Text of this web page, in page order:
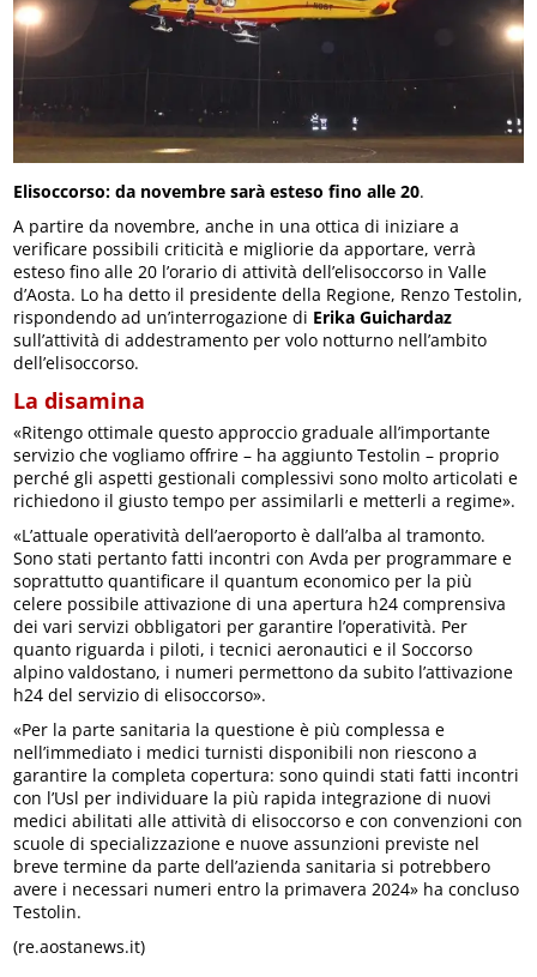
Elisoccorso: da novembre sarà esteso fino alle 20.
A partire da novembre, anche in una ottica di iniziare a
verificare possibili criticità e migliorie da apportare, verrà
esteso fino alle 20 l’orario di attività dell’elisoccorso in Valle
d’Aosta. Lo ha detto il presidente della Regione, Renzo Testolin,
rispondendo ad un’interrogazione di Erika Guichardaz
sull’attività di addestramento per volo notturno nell’ambito
dell’elisoccorso.
La disamina
«Ritengo ottimale questo approccio graduale all’importante
servizio che vogliamo offrire – ha aggiunto Testolin – proprio
perché gli aspetti gestionali complessivi sono molto articolati e
richiedono il giusto tempo per assimilarli e metterli a regime».
«L’attuale operatività dell’aeroporto è dall’alba al tramonto.
Sono stati pertanto fatti incontri con Avda per programmare e
soprattutto quantificare il quantum economico per la più
celere possibile attivazione di una apertura h24 comprensiva
dei vari servizi obbligatori per garantire l’operatività. Per
quanto riguarda i piloti, i tecnici aeronautici e il Soccorso
alpino valdostano, i numeri permettono da subito l’attivazione
h24 del servizio di elisoccorso».
«Per la parte sanitaria la questione è più complessa e
nell’immediato i medici turnisti disponibili non riescono a
garantire la completa copertura: sono quindi stati fatti incontri
con l’Usl per individuare la più rapida integrazione di nuovi
medici abilitati alle attività di elisoccorso e con convenzioni con
scuole di specializzazione e nuove assunzioni previste nel
breve termine da parte dell’azienda sanitaria si potrebbero
avere i necessari numeri entro la primavera 2024» ha concluso
Testolin.
(re.aostanews.it)